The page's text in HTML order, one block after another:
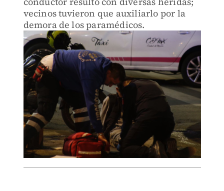
vecinos tuvieron que auxiliarlo por la
demora de los paramédicos.